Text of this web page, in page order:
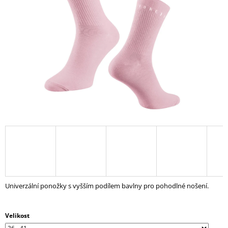
Univerzální ponožky s vyšším podílem bavlny pro pohodlné nošení.
Velikost
P
O
Č